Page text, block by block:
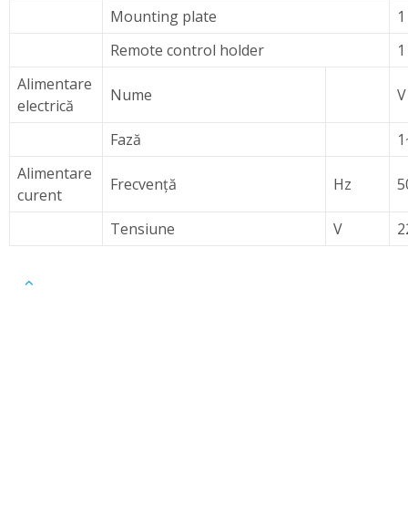
Mounting plate
1
Remote control holder
1
Alimentare
electrică
Nume
Fază
Alimentare
curent
Frecvenţă Hz
Tensiune V